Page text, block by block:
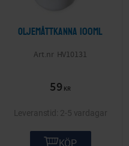
Oljemåttkanna 100ml
HV10131
59 KR
2-5 vardagar
KÖP